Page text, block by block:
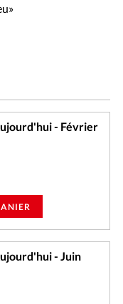
- Février
- Juin